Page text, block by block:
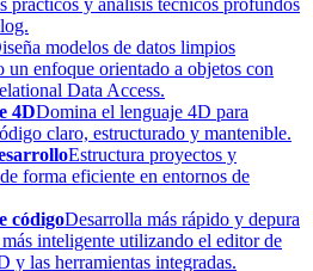
prácticos y análisis técnicos profundos
modelos de datos limpios
un enfoque orientado a objetos con
Data Access.
4DDomina el lenguaje 4D para
claro, estructurado y mantenible.
Estructura proyectos y
forma eficiente en entornos de
códigoDesarrolla más rápido y depura
inteligente utilizando el editor de
y las herramientas integradas.